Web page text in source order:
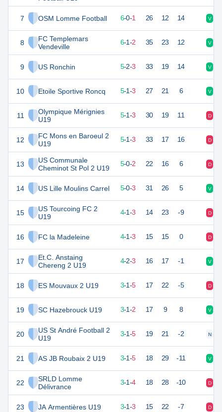
7 OSM Lomme Football
8
FC Templemars
Vendeville
9 US Ronchin
10 Etoile Sportive Roncq
11
Olympique Mérignies
U19
12
FC Mons en Baroeul 2
U19
13
US Communale
Cheminot St Pol 2 U19
14 US Lille Moulins Carrel
15
US Tourcoing FC 2
U19
16 FC la Madeleine
17
Et.C. Anstaing
Chereng 2 U19
18 ES Mouvaux 2 U19
19 SC Hazebrouck U19
20
US St André Football 2
U19
21 AS JB Roubaix 2 U19
22
SRLD Lomme
Délivrance
23 JA Armentières U19
18 7 6-0-1 26 12 14 V
18 6-1-2 35 23 12 V
5-2-3 33 19 14 V
16 9 5-1-3 27 21 6 V
16 5-1-3 30 19 11 D
16 9 5-1-3 33 17 16 D
14 8 5-0-2 22 16 6 D
14 9 5-0-3 31 26 5 V
12 4-1-3 14 23 -9 D
12 4-1-3 15 15 0 D
4-2-3 16 17 -1 V
10 3-1-5 17 22 -5 D
9 3-1-2 17 9 8 V
9 9 3-1-5 19 21 -2 N
9 9 3-1-5 18 29 -11 V
3-1-4 18 28 -10 D
8 3-1-3 15 22 -7 D